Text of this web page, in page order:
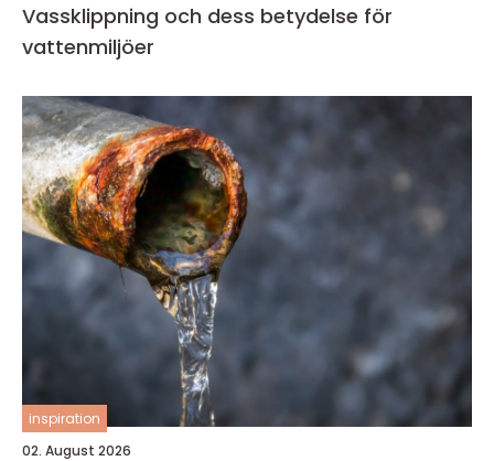
Vassklippning och dess betydelse för
vattenmiljöer
inspiration
02. August 2026